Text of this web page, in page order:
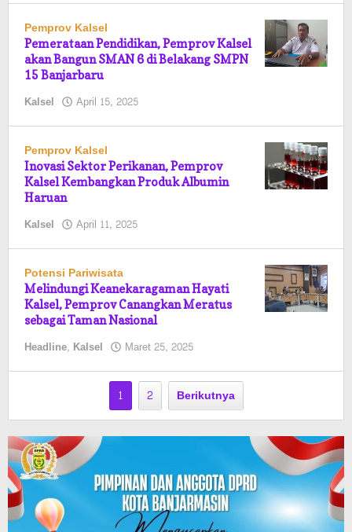
Pemprov Kalsel
Pemerataan Pendidikan, Pemprov Kalsel
akan Bangun SMAN 6 di Belakang SMPN
15 Banjarbaru
Kalsel April 15, 2025
Pemprov Kalsel
Inovasi Sektor Perikanan, Pemprov
Kalsel Kembangkan Produk Albumin
Haruan
Kalsel April 11, 2025
Potensi Pariwisata
Melindungi Keanekaragaman Hayati
Kalsel, Pemprov Canangkan Meratus
sebagai Taman Nasional
Headline, Kalsel Maret 25, 2025
1 2 Berikutnya